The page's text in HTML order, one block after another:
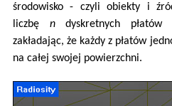
środowisko - czyli obiekty i
liczbę n dyskretnych płatów
zakładając, że każdy z płatów
na całej swojej powierzchni.